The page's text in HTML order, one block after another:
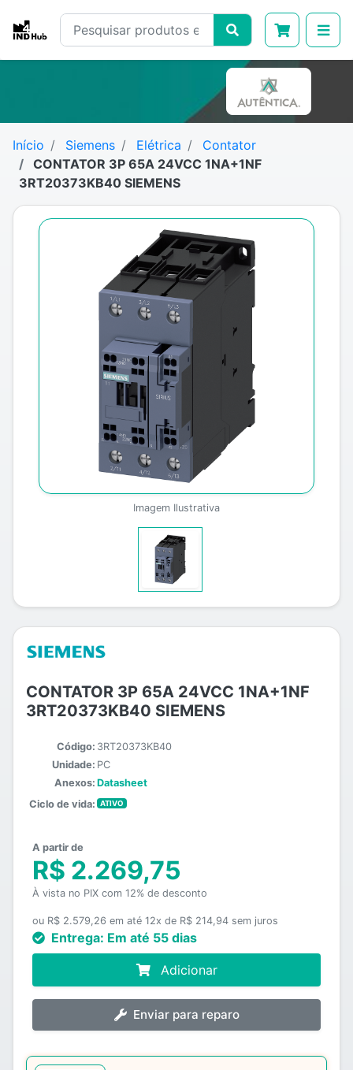
Início Siemens Elétrica
Contator
CONTATOR 3P 65A 24VCC 1NA+1NF
3RT20373KB40 SIEMENS
Imagem Ilustrativa
CONTATOR 3P 65A 24VCC 1NA+1NF
3RT20373KB40 SIEMENS
Código: 3RT20373KB40
Unidade: PC
Anexos: Datasheet
Ciclo de vida:
ATIVO
A partir de
R$ 2.269,75
À vista no PIX com 12% de desconto
ou R$ 2.579,26 em até 12x de R$ 214,94 sem juros
Entrega: Em até 55 dias
Adicionar
Enviar para reparo